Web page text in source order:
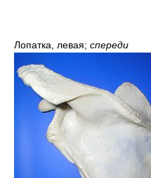
Лопатка, левая; спереди